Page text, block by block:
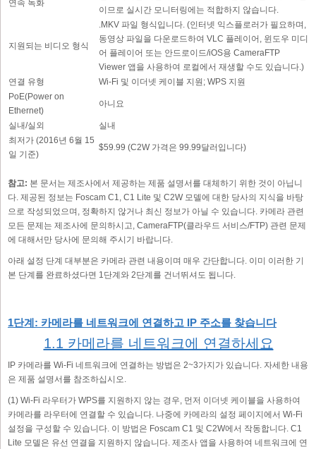
연속 녹화
이므로 실시간 모니터링에는 적합하지 않습니다.
지원되는 비디오 형식
.MKV 파일 형식입니다. (인터넷 익스플로러가 필요하며,
동영상 파일을 다운로드하여 VLC 플레이어, 윈도우 미디
어 플레이어 또는 안드로이드/iOS용 CameraFTP
Viewer 앱을 사용하여 로컬에서 재생할 수도 있습니다.)
연결 유형
Wi-Fi 및 이더넷 케이블 지원; WPS 지원
PoE(Power on
Ethernet)
아니요
실내/실외
실내
최저가 (2016년 6월 15
일 기준)
$59.99 (C2W 가격은 99.99달러입니다)
참고: 본 문서는 제조사에서 제공하는 제품 설명서를 대체하기 위한 것이 아닙니
다. 제공된 정보는 Foscam C1, C1 Lite 및 C2W 모델에 대한 당사의 지식을 바탕
으로 작성되었으며, 정확하지 않거나 최신 정보가 아닐 수 있습니다. 카메라 관련
모든 문제는 제조사에 문의하시고, CameraFTP(클라우드 서비스/FTP) 관련 문제
에 대해서만 당사에 문의해 주시기 바랍니다.
아래 설정 단계 대부분은 카메라 관련 내용이며 매우 간단합니다. 이미 이러한 기
본 단계를 완료하셨다면 1단계와 2단계를 건너뛰셔도 됩니다.
1단계: 카메라를 네트워크에 연결하고 IP 주소를 찾습니다
1.1 카메라를 네트워크에 연결하세요
IP 카메라를 Wi-Fi 네트워크에 연결하는 방법은 2~3가지가 있습니다. 자세한 내용
은 제품 설명서를 참조하십시오.
(1) Wi-Fi 라우터가 WPS를 지원하지 않는 경우, 먼저 이더넷 케이블을 사용하여
카메라를 라우터에 연결할 수 있습니다. 나중에 카메라의 설정 페이지에서 Wi-Fi
설정을 구성할 수 있습니다. 이 방법은 Foscam C1 및 C2W에서 작동합니다. C1
Lite 모델은 유선 연결을 지원하지 않습니다. 제조사 앱을 사용하여 네트워크에 연